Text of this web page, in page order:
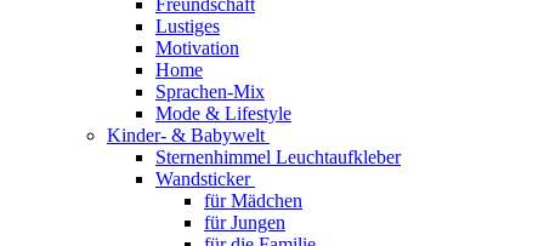
Freundschaft
Lustiges
Motivation
Home
Sprachen-Mix
Mode & Lifestyle
Kinder- & Babywelt
Sternenhimmel Leuchtaufkleber
Wandsticker
für Mädchen
für Jungen